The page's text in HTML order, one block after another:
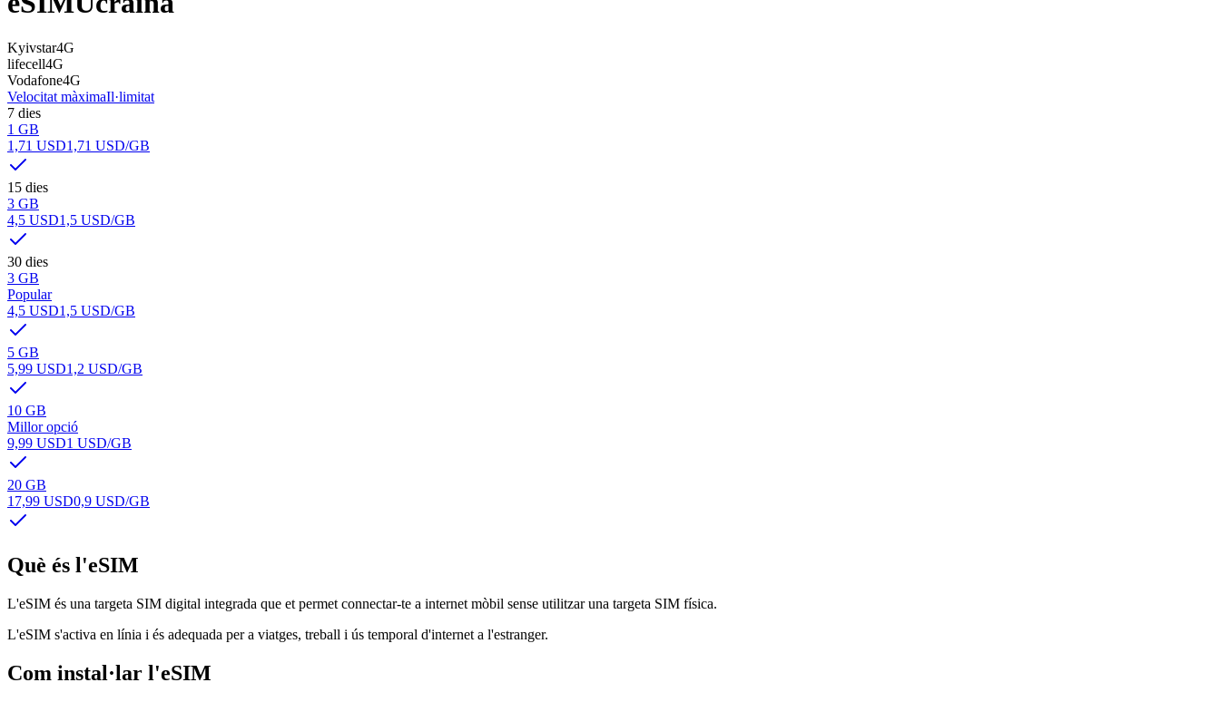
Kyivstar4G
lifecell4G
Vodafone4G
Velocitat màximaIl·limitat
7 dies
1 GB
1,71 USD1,71 USD/GB
15 dies
3 GB
4,5 USD1,5 USD/GB
30 dies
3 GB
Popular
4,5 USD1,5 USD/GB
5 GB
5,99 USD1,2 USD/GB
10 GB
Millor opció
9,99 USD1 USD/GB
20 GB
17,99 USD0,9 USD/GB
Què és l'eSIM
L'eSIM és una targeta SIM digital integrada que et permet connectar-te a internet mòbil sense utilitzar una targeta SIM física.
L'eSIM s'activa en línia i és adequada per a viatges, treball i ús temporal d'internet a l'estranger.
Com instal·lar l'eSIM